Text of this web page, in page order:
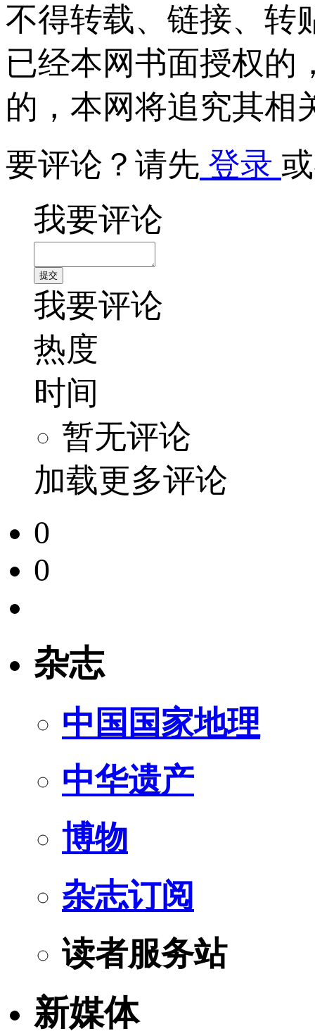
不得转载、链接、转
已经本网书面授权的
的，本网将追究其相
要评论？请先 登录
我要评论
我要评论
热度
时间
暂无评论
加载更多评论
0
0
杂志
中国国家地理
中华遗产
博物
杂志订阅
读者服务站
新媒体